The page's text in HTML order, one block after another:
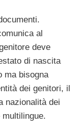
al
deve
di nascita
ma bisogna
dei genitori, il
nazionalità dei